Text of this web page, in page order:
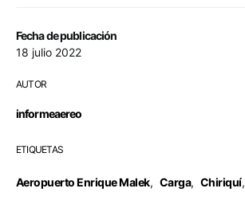
Fecha de publicación
18 julio 2022
AUTOR
informeaereo
ETIQUETAS
Aeropuerto Enrique Malek, Carga, Chiriquí,